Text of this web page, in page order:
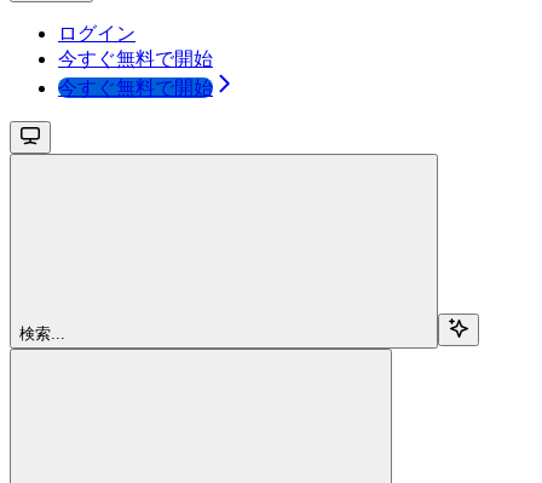
ログイン
今すぐ無料で開始
今すぐ無料で開始
検索...